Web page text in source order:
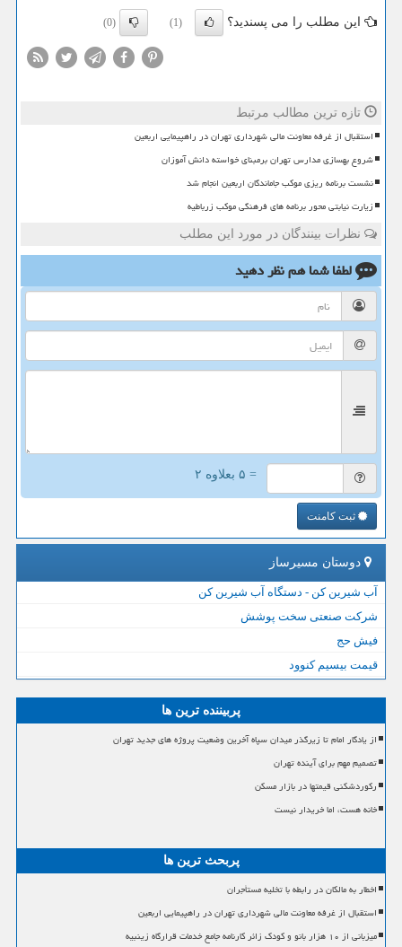
این مطلب را می پسندید؟ (1)
(0)
تازه ترین مطالب مرتبط
استقبال از غرفه معاونت مالی شهرداری تهران در راهپیمایی اربعین
شروع بهسازی مدارس تهران برمبنای خواسته دانش آموزان
نشست برنامه ریزی موکب جاماندگان اربعین انجام شد
زیارت نیابتی محور برنامه های فرهنگی موکب زرباطیه
نظرات بینندگان در مورد این مطلب
لطفا شما همنظر دهید
= ۵ بعلاوه ۲
ثبت کامنت
دوستان مسیرساز
آب شیرین کن - دستگاه آب شیرین کن
شرکت صنعتی سخت پوشش
فیش حج
قیمت بیسیم کنوود
پربیننده ترین ها
از یادگار امام تا زیرگذر میدان سپاه آخرین وضعیت پروژه های جدید تهران
تصمیم مهم برای آینده تهران
رکوردشکنی قیمتها در بازار مسکن
خانه هست، اما خریدار نیست
پربحث ترین ها
اخطار به مالکان در رابطه با تخلیه مستأجران
استقبال از غرفه معاونت مالی شهرداری تهران در راهپیمایی اربعین
میزبانی از ۱۰ هزار بانو و کودک زائر کارنامه جامع خدمات قرارگاه زینبیه